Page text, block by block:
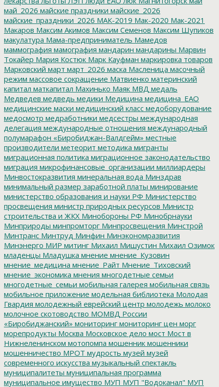
май_2026 майские праздники майские_2026
майские_праздники_2026 МАК-2019 Мак-2020 Мак-2021
Макаров Максим Акимов Максим Семенов Максим Шупиков
макулатура Мама-предприниматель Мамедов
маммография мамография мандарин мандарины Марвин
Токайер Мария Костюк Марк Кауфман маркировка товаров
Марковский март март_2026 маска Масленица масочный
режим массовое сокращение Матвиенко материнский
капитал маткапитал Махинько Маяк МВД медаль
Медведев медведь медики Медицина медицина_ЕАО
медицинские маски медицинский класс медоборудование
медосмотр медработники медсестры международная
делегация международные отношения международный
полумарафон «Биробиджан-Валдгейм» местные
производители метеорит методика мигранты
миграционная политика миграционное законодательство
миграция микрофинансовые_организации миллиардеры
Минвостокразвития минеральная вода Минздрав
минимальный размер заработной платы минирование
министерство образования и науки РФ Министерство
просвещения министр природных ресурсов Министр
строительства и ЖКХ Минобороны РФ Минобрнауки
Минприроды минпромторг Минпросвещения Минстрой
Минтранс Минтруд Минфин Минэкономразвития
Минэнерго МИР митинг Михаил Мишустин Михаил Озимок
младенцы Младушка мнение мнение_Кузовин
мнение_медицина мнение_Райт Мнение_Тиховский
мнение_экономика мнения многодетные семьи
многодетные_семьи мобильная галерея мобильная связь
мобильное приложение модельная библиотека Молодая
Гвардия молодежный еврейский центр молодежь молоко
молочное скотоводство МОМВД России
«Биробиджанский» мониторинг мониторинг цен морг
морепродукты Москва Московское дело мост Мост в
Нижнеленинском мотопомпа мошенник мошенники
мошенничество МРОТ мудрость музей музей
современного искусства музыкальный спектакль
муниципалитеты муниципальная программа
муниципальное имущество МУП МУП "Водоканал" МУП